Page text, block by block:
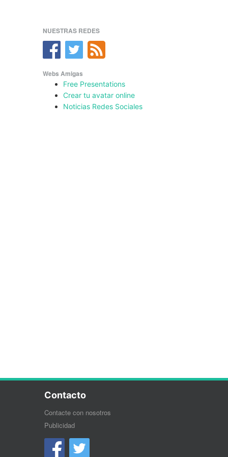
NUESTRAS REDES
Webs Amigas
Free Presentations
Crear tu avatar online
Noticias Redes Sociales
Contacto
Contacte con nosotros
Publicidad